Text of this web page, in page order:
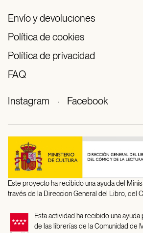
Envío y devoluciones
Política de cookies
Política de privacidad
FAQ
Instagram · Facebook
Este proyecto ha recibido una ayuda del
través de la Direccion General del Libro, del
Esta actividad ha recibido una
de las librerías de la Comunidad de